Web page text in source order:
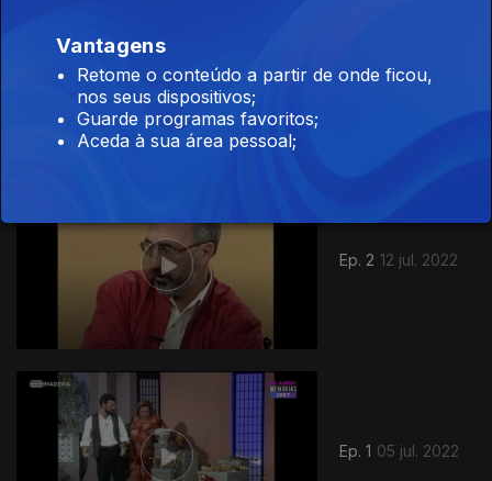
Ep. 4 26 jul. 2022
Ep. 2 12 jul. 2022
Ep. 1 05 jul. 2022
627802
Vantagens
Retome o conteúdo a partir de onde ficou,
nos seus dispositivos;
Guarde programas favoritos;
Aceda à sua área pessoal;